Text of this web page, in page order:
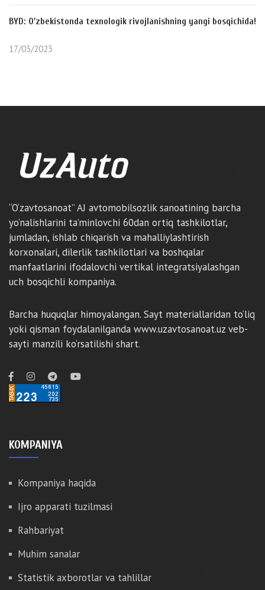
BYD: O'zbekistonda texnologik rivojlanishning yangi bosqichida!
17/03/2023
“O‘zavtosanoat” AJ avtomobilsozlik sanoatining barcha
yo‘nalishlarini ta’minlovchi 60dan ortiq tashkilotlar,
jumladan, ishlab chiqarish va mahalliylashtirish
korxonalari, dilerlik tashkilotlari va boshqalar
manfaatlarini ifodalovchi vertikal integratsiyalashgan
uch bosqichli kompaniya.
Barcha huquqlar himoyalangan. Sayt materiallaridan to‘liq
yoki qisman foydalanilganda www.uzavtosanoat.uz veb-
sayti manzili ko‘rsatilishi shart.
KOMPANIYA
Kompaniya haqida
Ijro apparati tuzilmasi
Rahbariyat
Muhim sanalar
Statistik axborotlar va tahlillar